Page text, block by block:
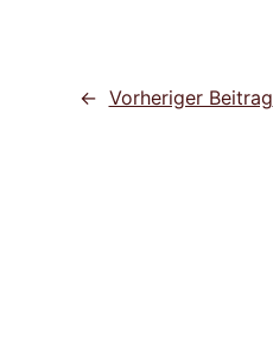
← Vorheriger Beitrag